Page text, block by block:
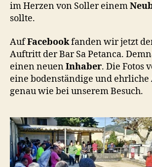
im Herzen von Soller einem
sollte.
AufFacebookfanden wir jetzt
Auftritt der Bar Sa Petanca.
einen neuenInhaber. Die Fotos
eine bodenständige und ehrliche
genau wie bei unserem Besuch.